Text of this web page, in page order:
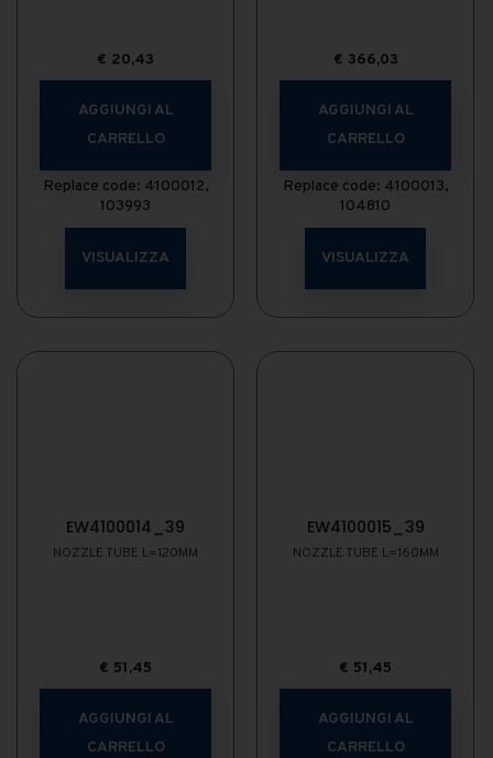
€ 20,43
AGGIUNGI AL
CARRELLO
Replace code: 4100012,
103993
VISUALIZZA
€ 366,03
AGGIUNGI AL
CARRELLO
Replace code: 4100013,
104810
VISUALIZZA
EW4100014_39
NOZZLE TUBE L=120MM
€ 51,45
AGGIUNGI AL
CARRELLO
EW4100015_39
NOZZLE TUBE L=160MM
€ 51,45
AGGIUNGI AL
CARRELLO